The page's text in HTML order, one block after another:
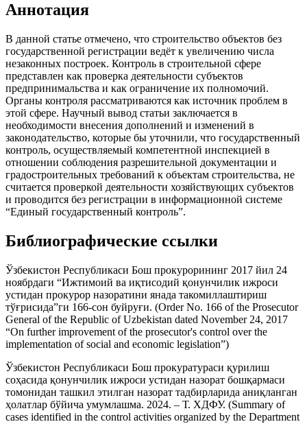
Аннотация
В данной статье отмечено, что строительство объектов без
государственной регистрации ведёт к увеличению числа
незаконных построек. Контроль в строительной сфере
представлен как проверка деятельности субъектов
предпринимальства и как ограничение их полномочий.
Органы контроля рассматриваются как источник проблем в
этой сфере. Научный вывод статьи заключается в
необходимости внесения дополнений и изменений в
законодательство, которые бы уточнили, что государственный
контроль, осуществляемый компетентной инспекцией в
отношении соблюдения разрешительной документации и
градостроительных требований к объектам строительства, не
считается проверкой деятельности хозяйствующих субъектов
и проводится без регистрации в информационной системе
“Единый государственный контроль”.
Библиографические ссылки
Ўзбекистон Республикаси Бош прокурорининг 2017 йил 24
ноябрдаги “Ижтимоий ва иқтисодий қонунчилик ижроси
устидан прокурор назоратини янада такомиллаштириш
тўғрисида”ги 166-сон буйруғи. (Order No. 166 of the Prosecutor
General of the Republic of Uzbekistan dated November 24, 2017
“On further improvement of the prosecutor's control over the
implementation of social and economic legislation”)
Ўзбекистон Республикаси Бош прокуратураси қурилиш
соҳасида қонунчилик ижроси устидан назорат бошқармаси
томонидан ташкил этилган назорат тадбирларида аниқланган
ҳолатлар бўйича умумлашма. 2024. – Т. ХДФУ. (Summary of
cases identified in the control activities organized by the Department